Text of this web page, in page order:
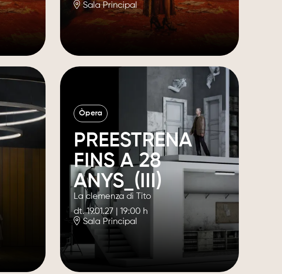
Sala Principal
Òpera
PREESTRENA
FINS A 28
ANYS_(III)
La clemenza di Tito
dt. 19.01.27 |19:00 h
Sala Principal